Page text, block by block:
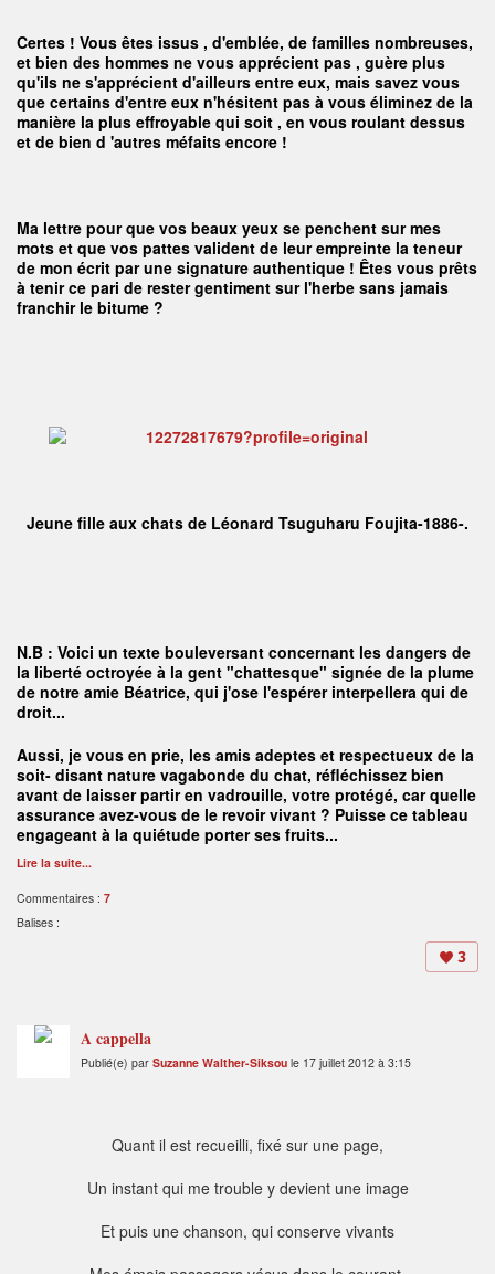
Certes ! Vous êtes issus , d'emblée, de familles nombreuses,
et bien des hommes ne vous apprécient pas , guère plus
qu'ils ne s'apprécient d'ailleurs entre eux, mais savez vous
que certains d'entre eux n'hésitent pas à vous éliminez de la
manière la plus effroyable qui soit , en vous roulant dessus
et de bien d 'autres méfaits encore !
Ma lettre pour que vos beaux yeux se penchent sur mes
mots et que vos pattes valident de leur empreinte la teneur
de mon écrit par une signature authentique ! Êtes vous prêts
à tenir ce pari de rester gentiment sur l'herbe sans jamais
franchir le bitume ?
Jeune fille aux chats de Léonard Tsuguharu Foujita-1886-.
N.B : Voici un texte bouleversant concernant les dangers de
la liberté octroyée à la gent "chattesque" signée de la plume
de notre amie Béatrice, qui j'ose l'espérer interpellera qui de
droit...
Aussi, je vous en prie, les amis adeptes et respectueux de la
soit- disant nature vagabonde du chat, réfléchissez bien
avant de laisser partir en vadrouille, votre protégé, car quelle
assurance avez-vous de le revoir vivant ? Puisse ce tableau
engageant à la quiétude porter ses fruits...
Lire la suite...
Commentaires : 7
Balises :
3
A cappella
Publié(e) par Suzanne Walther-Siksou le 17 juillet 2012 à 3:15
Quant il est recueilli, fixé sur une page,
Un instant qui me trouble y devient une image
Et puis une chanson, qui conserve vivants